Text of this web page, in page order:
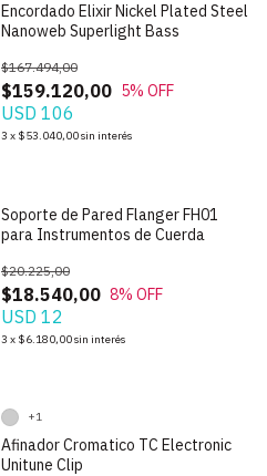
Encordado Elixir Nickel Plated Steel
Nanoweb Superlight Bass
$159.120,00
$167.494,00
5% OFF
USD 106
3 x $53.040,00sin interés
Soporte de Pared Flanger FH01
para Instrumentos de Cuerda
$18.540,00
$20.225,00
8% OFF
USD 12
3 x $6.180,00sin interés
Afinador Cromatico TC Electronic
Unitune Clip
+1